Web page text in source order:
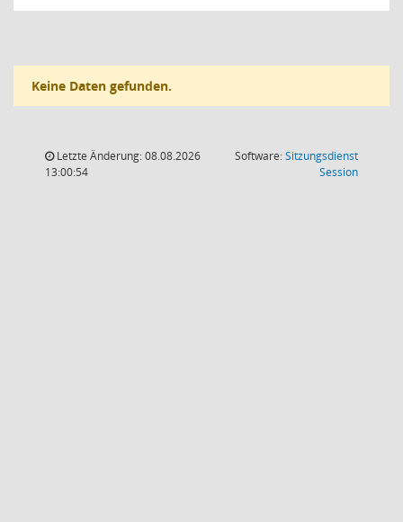
Keine Daten gefunden.
Letzte Änderung: 08.08.2026
13:00:54
Software:Sitzungsdienst
Session(Wird in